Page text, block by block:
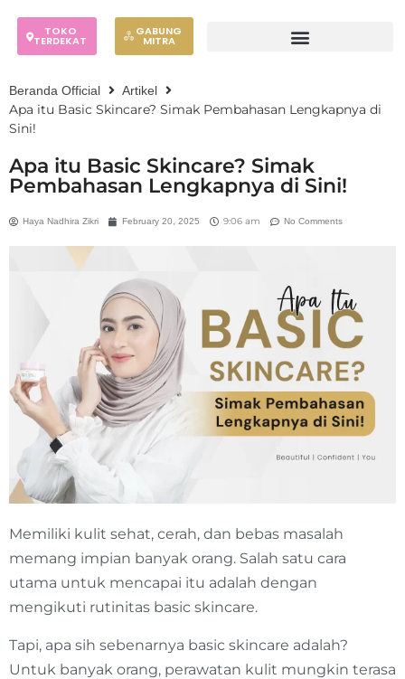
TOKO
TERDEKAT
GABUNG
MITRA
Beranda Official Artikel
Apa itu Basic Skincare? Simak Pembahasan Lengkapnya di
Sini!
Apa itu Basic Skincare? Simak
Pembahasan Lengkapnya di Sini!
Haya Nadhira Zikri February 20, 2025 9:06 am No Comments
Memiliki kulit sehat, cerah, dan bebas masalah
memang impian banyak orang. Salah satu cara
utama untuk mencapai itu adalah dengan
mengikuti rutinitas basic skincare.
Tapi, apa sih sebenarnya basic skincare adalah?
Untuk banyak orang, perawatan kulit mungkin terasa